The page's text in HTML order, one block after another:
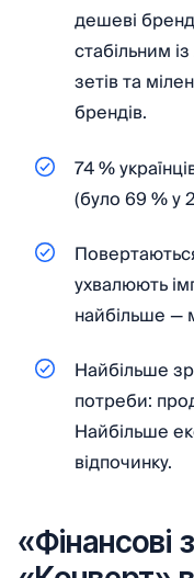
дешеві
стабільним
зетів та
брендів.
74 %
(було 69 % у
ухвалюють
найбільше —
Найбільше
потреби:
Найбільше
відпочинку.
«Фінансові